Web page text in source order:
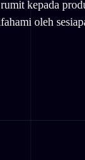
kepada
oleh